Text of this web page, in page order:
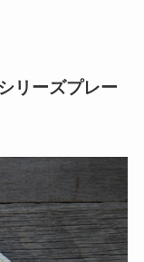
リーズプレー